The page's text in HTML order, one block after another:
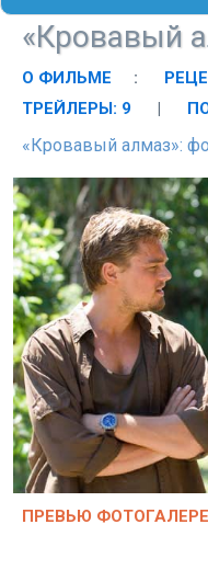
«Кровавый
О ФИЛЬМЕ :
ТРЕЙЛЕРЫ: 9
|
«Кровавый алмаз»:
ПРЕВЬЮ